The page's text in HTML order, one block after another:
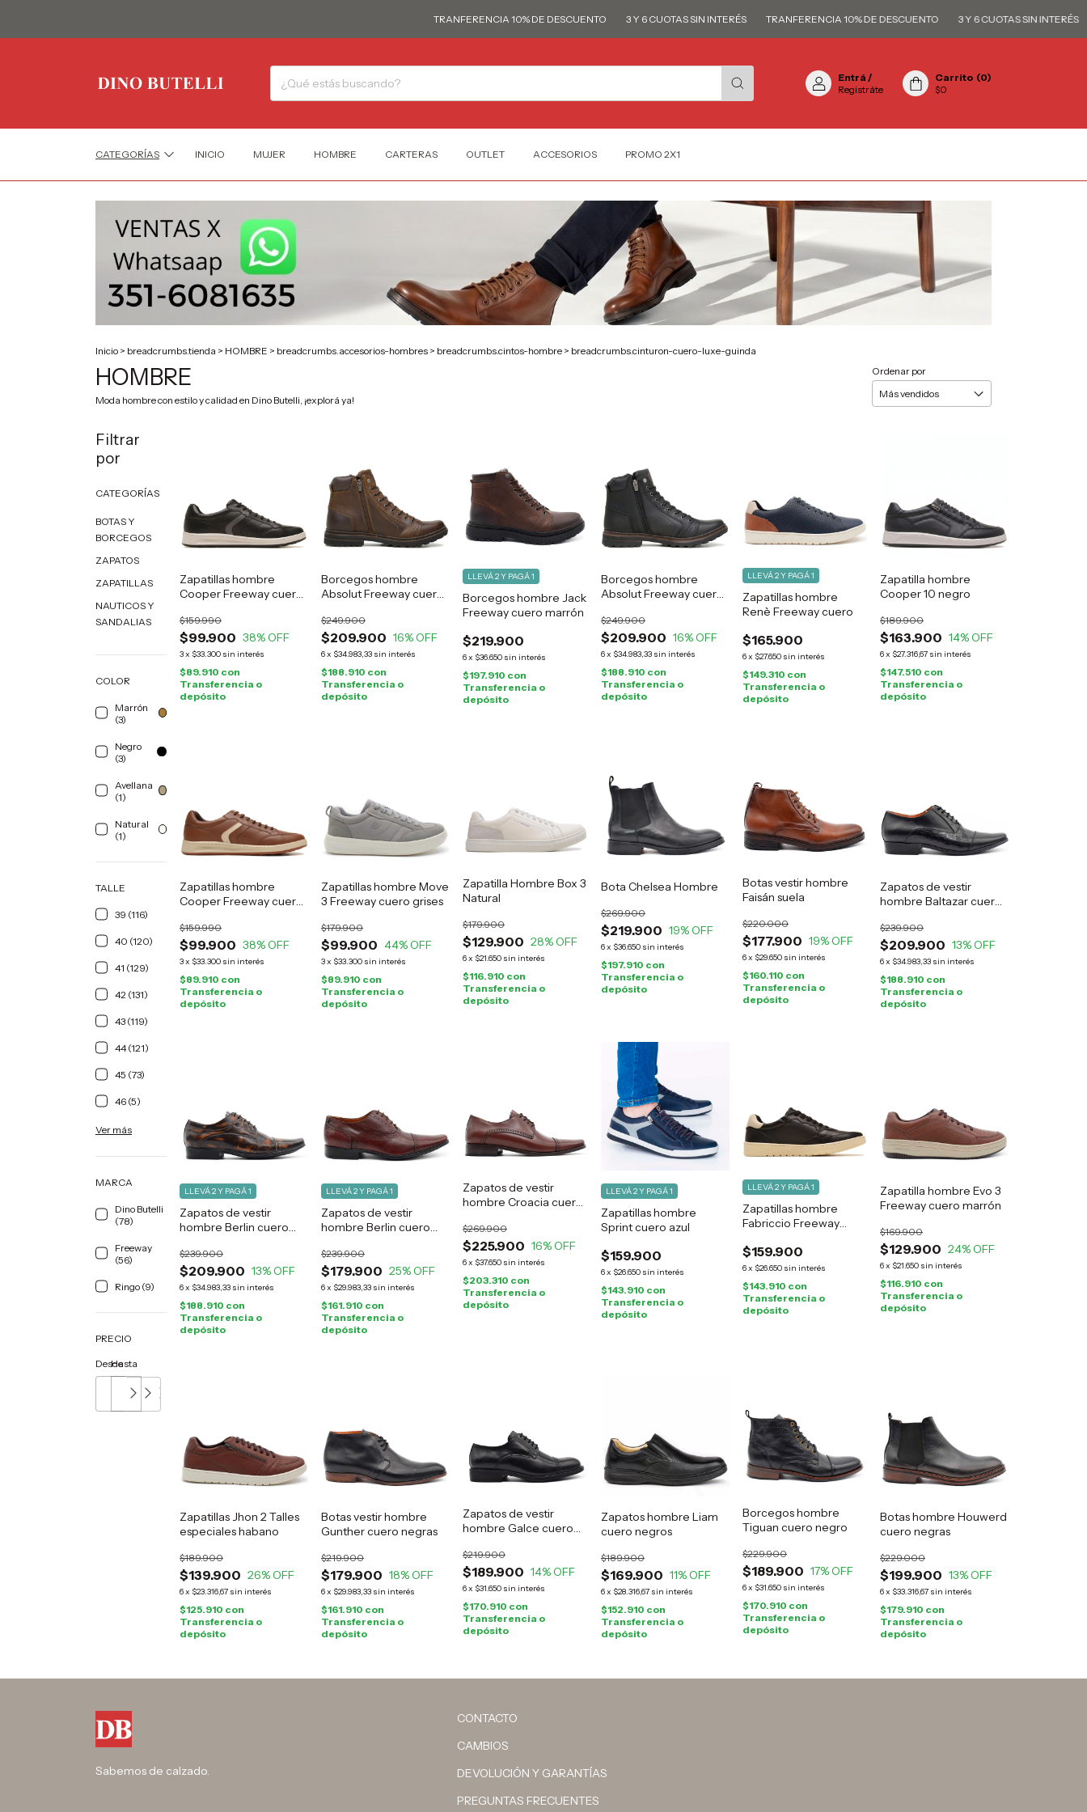
TRANFERENCIA 10% DE DESCUENTO 3 Y 6 CUOTAS SIN INTERÉS TRANFERENCIA 10% DE DESCUENTO 3 Y 6 CUOTAS SIN INTERÉS
Entrá /
Registráte
Carrito (0)
$0
CATEGORÍAS INICIO MUJER HOMBRE CARTERAS OUTLET ACCESORIOS PROMO 2X1
Inicio > breadcrumbs.tienda > HOMBRE > breadcrumbs.accesorios-hombres > breadcrumbs.cintos-hombre > breadcrumbs.cinturon-cuero-luxe-guinda
HOMBRE
Moda hombre con estilo y calidad en Dino Butelli, ¡explorá ya!
Ordenar por
Filtrar
por
CATEGORÍAS
BOTAS Y
BORCEGOS
ZAPATOS
ZAPATILLAS
NAUTICOS Y
SANDALIAS
COLOR
Marrón
(3)
Negro
(3)
Avellana
(1)
Natural
(1)
TALLE
39 (116)
40 (120)
41 (129)
42 (131)
43 (119)
44 (121)
45 (73)
46 (5)
Ver más
MARCA
Dino Butelli
(78)
Freeway
(56)
Ringo (9)
PRECIO
DesdeHasta
Zapatillas hombre
Cooper Freeway cuero
$99.900
$159.990
38% OFF
3x $33.300 sin interés
$89.910 con
Transferencia o
depósito
Borcegos hombre
Absolut Freeway cuero
$209.900
$249.900
16% OFF
6x $34.983,33 sin interés
$188.910 con
Transferencia o
depósito
Borcegos hombre Jack
Freeway cuero marrón
$219.900
6x $36.650 sin interés
LLEVÁ 2 Y PAGÁ 1
$197.910 con
Transferencia o
depósito
Borcegos hombre
Absolut Freeway cuero
$209.900
$249.900
16% OFF
6x $34.983,33 sin interés
$188.910 con
Transferencia o
depósito
Zapatillas hombre
Renè Freeway cuero
$165.900
6x $27.650 sin interés
LLEVÁ 2 Y PAGÁ 1
$149.310 con
Transferencia o
depósito
Zapatilla hombre
Cooper 10 negro
$163.900
$189.900
14% OFF
6x $27.316,67 sin interés
$147.510 con
Transferencia o
depósito
Zapatillas hombre
Cooper Freeway cuero
$99.900
$159.990
38% OFF
3x $33.300 sin interés
$89.910 con
Transferencia o
depósito
Zapatillas hombre Move
3 Freeway cuero grises
$99.900
$179.900
44% OFF
3x $33.300 sin interés
$89.910 con
Transferencia o
depósito
Zapatilla Hombre Box 3
Natural
$129.900
$179.900
28% OFF
6x $21.650 sin interés
$116.910 con
Transferencia o
depósito
Bota Chelsea Hombre
$219.900
$269.900
19% OFF
6x $36.650 sin interés
$197.910 con
Transferencia o
depósito
Botas vestir hombre
Faisán suela
$177.900
$220.000
19% OFF
6x $29.650 sin interés
$160.110 con
Transferencia o
depósito
Zapatos de vestir
hombre Baltazar cuero
$209.900
$239.900
13% OFF
6x $34.983,33 sin interés
$188.910 con
Transferencia o
depósito
Zapatos de vestir
hombre Berlin cuero
$209.900
$239.900
13% OFF
6x $34.983,33 sin interés
LLEVÁ 2 Y PAGÁ 1
$188.910 con
Transferencia o
depósito
Zapatos de vestir
hombre Berlin cuero
$179.900
$239.900
25% OFF
6x $29.983,33 sin interés
LLEVÁ 2 Y PAGÁ 1
$161.910 con
Transferencia o
depósito
Zapatos de vestir
hombre Croacia cuero
$225.900
$269.900
16% OFF
6x $37.650 sin interés
$203.310 con
Transferencia o
depósito
Zapatillas hombre
Sprint cuero azul
$159.900
6x $26.650 sin interés
LLEVÁ 2 Y PAGÁ 1
$143.910 con
Transferencia o
depósito
Zapatillas hombre
Fabriccio Freeway
$159.900
6x $26.650 sin interés
LLEVÁ 2 Y PAGÁ 1
$143.910 con
Transferencia o
depósito
Zapatilla hombre Evo 3
Freeway cuero marrón
$129.900
$169.900
24% OFF
6x $21.650 sin interés
$116.910 con
Transferencia o
depósito
Zapatillas Jhon 2 Talles
especiales habano
$139.900
$189.900
26% OFF
6x $23.316,67 sin interés
$125.910 con
Transferencia o
depósito
Botas vestir hombre
Gunther cuero negras
$179.900
$219.900
18% OFF
6x $29.983,33 sin interés
$161.910 con
Transferencia o
depósito
Zapatos de vestir
hombre Galce cuero
$189.900
$219.900
14% OFF
6x $31.650 sin interés
$170.910 con
Transferencia o
depósito
Zapatos hombre Liam
cuero negros
$169.900
$189.900
11% OFF
6x $28.316,67 sin interés
$152.910 con
Transferencia o
depósito
Borcegos hombre
Tiguan cuero negro
$189.900
$229.900
17% OFF
6x $31.650 sin interés
$170.910 con
Transferencia o
depósito
Botas hombre Houwerd
cuero negras
$199.900
$229.000
13% OFF
6x $33.316,67 sin interés
$179.910 con
Transferencia o
depósito
Sabemos de calzado.
CONTACTO
CAMBIOS
DEVOLUCIÓN Y GARANTÍAS
PREGUNTAS FRECUENTES